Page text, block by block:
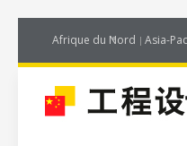
Afrique du Nord Asia-